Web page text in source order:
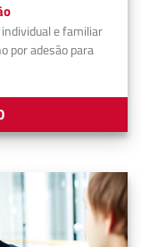
e familiar
por adesão para